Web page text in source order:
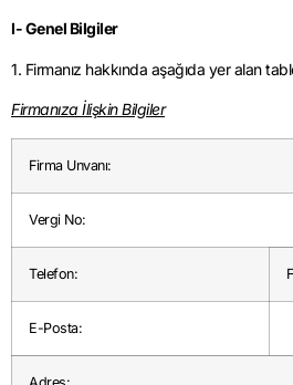
I- Genel Bilgiler
1. Firmanız hakkında aşağıda yer alan
Firmanıza İlişkin Bilgiler
Firma Unvanı:
Vergi No:
Telefon:
E-Posta: